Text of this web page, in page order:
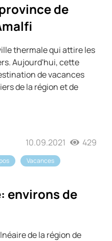
de
thermale qui attire les
Aujourd'hui, cette
de vacances
de la région et de
10.09.2021 429
Vacances
environs de
de la région de